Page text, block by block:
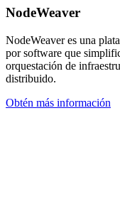
NodeWeaver
NodeWeaver es una
por software que
orquestación de
distribuido.
Obtén más información